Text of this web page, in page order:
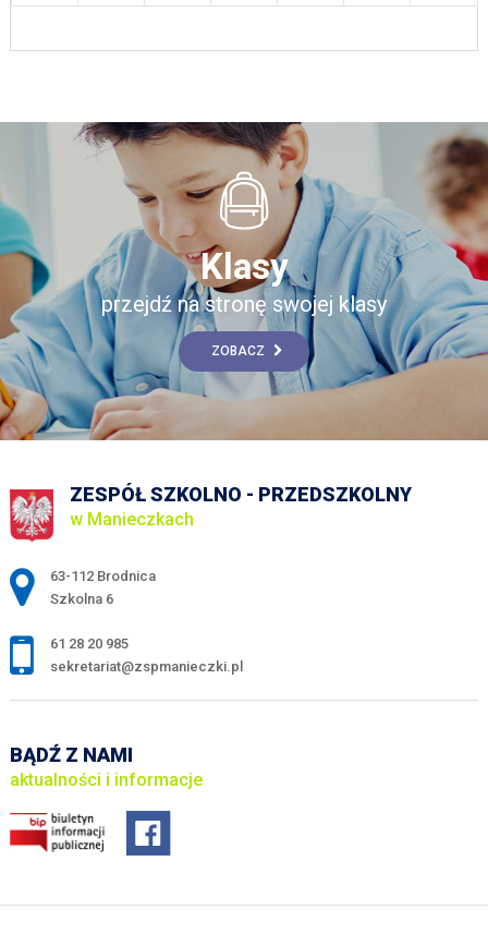
Klasy
przejdź na stronę swojej klasy
ZOBACZ
ZESPÓŁ SZKOLNO - PRZEDSZKOLNY
w Manieczkach
Adres pocztowy:
63-112 Brodnica
Szkolna 6
61 28 20 985
sekretariat@zspmanieczki.pl
BĄDŹ Z NAMI
aktualności i informacje